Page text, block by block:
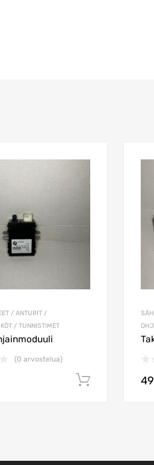
/ ANTURIT /
/ TUNNISTIMET
(0 arvostelua)
Lisää